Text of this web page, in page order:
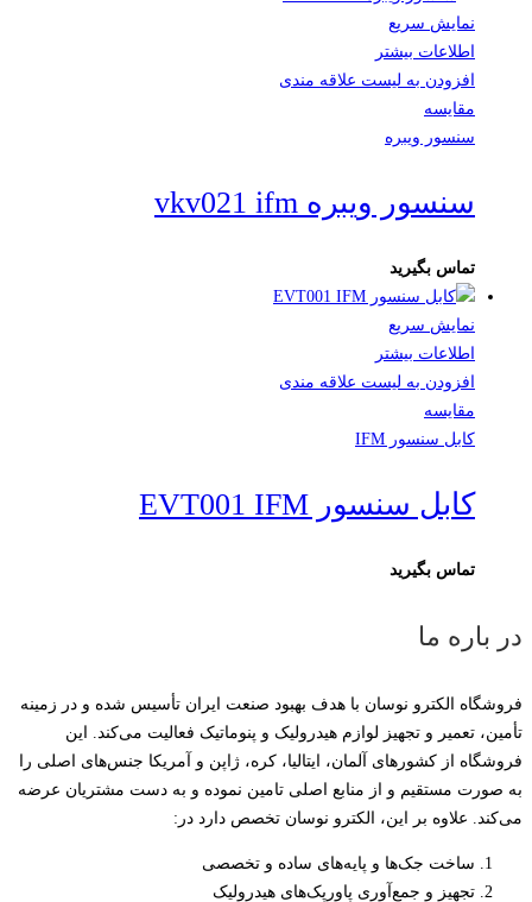
نمایش سریع
اطلاعات بیشتر
افزودن به لیست علاقه مندی
مقایسه
سنسور ویبره
سنسور ویبره vkv021 ifm
تماس بگیرید
نمایش سریع
اطلاعات بیشتر
افزودن به لیست علاقه مندی
مقایسه
کابل سنسور IFM
کابل سنسور EVT001 IFM
تماس بگیرید
در باره ما
فروشگاه الکترو نوسان با هدف بهبود صنعت ایران تأسیس شده و در زمینه
تأمین، تعمیر و تجهیز لوازم هیدرولیک و پنوماتیک فعالیت می‌کند. این
فروشگاه از کشورهای آلمان، ایتالیا، کره، ژاپن و آمریکا جنس‌های اصلی را
به صورت مستقیم و از منابع اصلی تامین نموده و به دست مشتریان عرضه
می‌کند. علاوه بر این، الکترو نوسان تخصص دارد در:
ساخت جک‌ها و پایه‌های ساده و تخصصی
تجهیز و جمع‌آوری پاورپک‌های هیدرولیک